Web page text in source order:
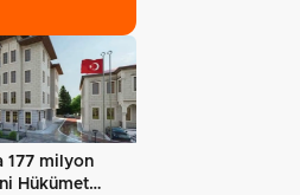
177 milyon
Hükümet